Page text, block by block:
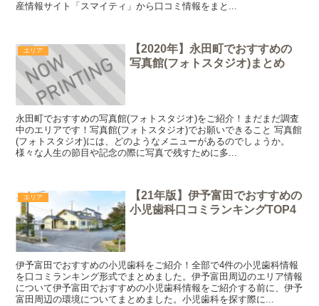
産情報サイト「スマイティ」から口コミ情報をまと...
エリア
【2020年】永田町でおすすめの
写真館(フォトスタジオ)まとめ
永田町でおすすめの写真館(フォトスタジオ)をご紹介！まだまだ調査
中のエリアです！写真館(フォトスタジオ)でお願いできること 写真館
(フォトスタジオ)には、どのようなメニューがあるのでしょうか。
様々な人生の節目や記念の際に写真で残すために多...
エリア
【21年版】伊予富田でおすすめの
小児歯科口コミランキングTOP4
伊予富田でおすすめの小児歯科をご紹介！全部で4件の小児歯科情報
を口コミランキング形式でまとめました。伊予富田周辺のエリア情報
について伊予富田でおすすめの小児歯科情報をご紹介する前に、伊予
富田周辺の環境についてまとめました。小児歯科を探す際に...